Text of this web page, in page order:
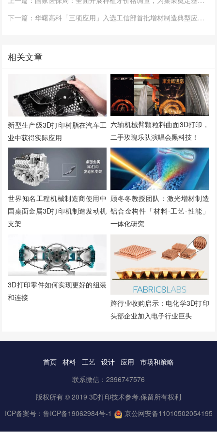
下一篇：华曙高科「三项应用」入选工信部首批增材制造典型应用场景名单
相关文章
新型生产级3D打印树脂在汽车工
业中获得实际应用
六轴机械臂颗粒料曲面3D打印，
二手玫瑰乐队演唱会黑科技！
世界知名工程机械制造商使用中
国桌面金属3D打印机制造发动机
支架
顾冬冬教授团队：激光增材制造
铝合金构件「材料-工艺-性能」
一体化研究
3D打印零件如何实现更好的组装
和连接
跨行业收购启示：电化学3D打印
头部企业加入电子行业巨头
首页 材料 工艺 设计 应用
市场和策略
联系微信：2396747576
版权所有 © 2019 3D打印技术参考.保留所有权利
ICP备案号： 鲁ICP备19062984号-1 京公网安备11010502054195